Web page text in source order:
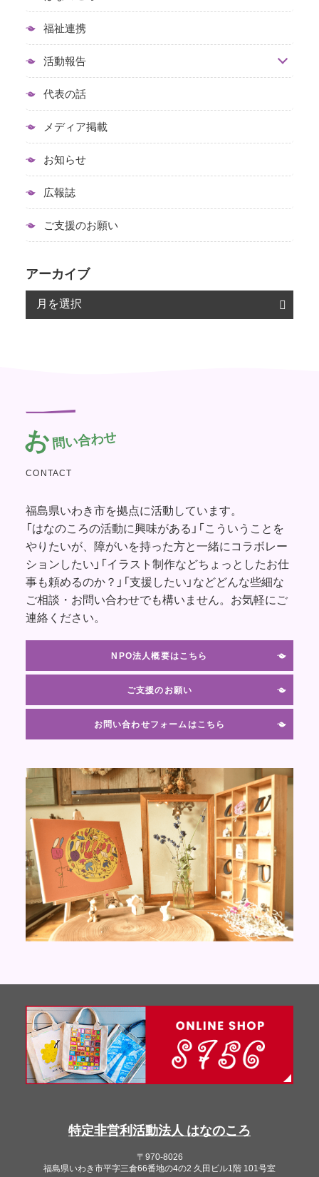
福祉連携
活動報告
代表の話
メディア掲載
お知らせ
広報誌
ご支援のお願い
アーカイブ
お問い合わせ
CONTACT
福島県いわき市を拠点に活動しています。
「はなのころの活動に興味がある」「こういうことを
やりたいが、障がいを持った方と一緒にコラボレー
ションしたい」「イラスト制作などちょっとしたお仕
事も頼めるのか？」「支援したい」などどんな些細な
ご相談・お問い合わせでも構いません。お気軽にご
連絡ください。
NPO法人概要はこちら
ご支援のお願い
お問い合わせフォームはこちら
特定非営利活動法人 はなのころ
〒970-8026
福島県いわき市平字三倉66番地の4の2 久田ビル1階 101号室